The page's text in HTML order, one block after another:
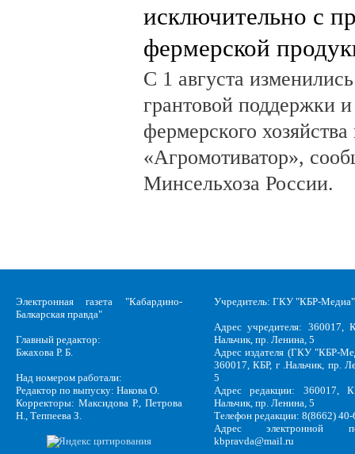
исключительно с
фермерской
С 1 августа
грантовой поддержки
фермерского хозяйства
«Агромотиватор»,
Минсельхоза России.
Электронная газета "Кабардино-
Балкарская правда"
Главный редактор:
Бжахова Р. Б.
Над номером работали:
Редактор по выпуску: Накова О.
Корректоры: Максидова Р., Петрова
Н., Теппеева З.
Учредитель: ГКУ "КБР-Медиа"
Адрес учредителя: 360017,
Нальчик, пр. Ленина, 5
Адрес издателя (ГКУ "КБР-
360017, КБР, г .Нальчик, пр.
5
Адрес редакции: 360017,
Нальчик, пр. Ленина, 5
Телефон редакции: 8(8662)
Адрес электронной
kbpravda@mail.ru